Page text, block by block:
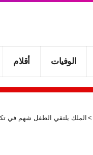
الوفيات أقلام
> الملك يلتقي الطفل شهم في